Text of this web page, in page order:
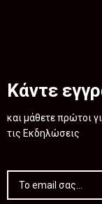
Κάντε
και μάθετε πρώτοι
τις Εκδηλώσεις